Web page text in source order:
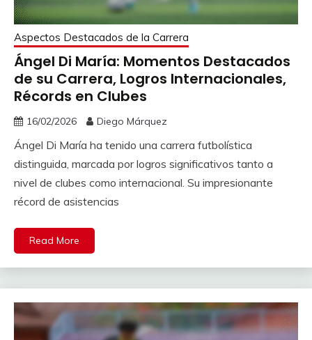
Aspectos Destacados de la Carrera
Ángel Di María: Momentos Destacados
de su Carrera, Logros Internacionales,
Récords en Clubes
16/02/2026 Diego Márquez
Ángel Di María ha tenido una carrera futbolística
distinguida, marcada por logros significativos tanto a
nivel de clubes como internacional. Su impresionante
récord de asistencias
Read More